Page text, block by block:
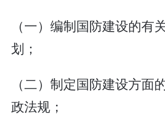
（一）编制国防建设的有
划；
（二）制定国防建设方面
政法规；